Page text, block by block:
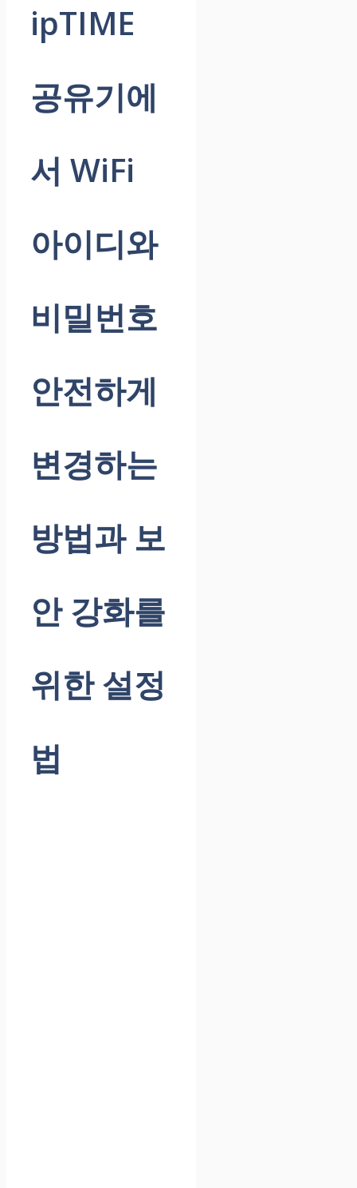
ipTIME
공유기에
서 WiFi
아이디와
비밀번호
안전하게
변경하는
방법과 보
안 강화를
위한 설정
법